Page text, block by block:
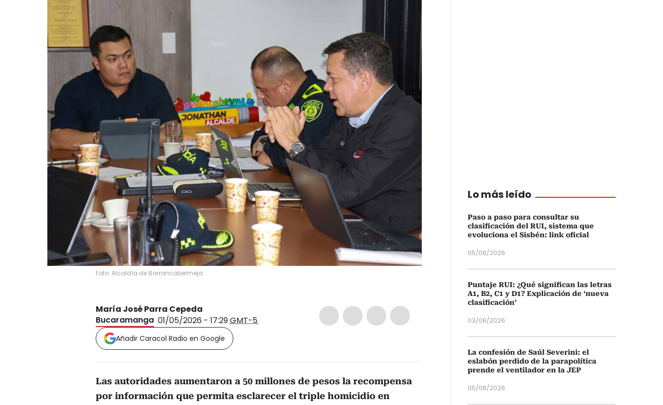
Foto: Alcaldía de Barrancabermeja
María José Parra Cepeda
Bucaramanga 01/05/2026 - 17:29GMT-5
Añadir Caracol Radio en Google
Las autoridades aumentaron a 50 millones de pesos la recompensa
por información que permita esclarecer el triple homicidio en
Lo más leído
Paso a paso para consultar su
clasificación del RUI, sistema que
evoluciona el Sisbén: link oficial
05/08/2026
Puntaje RUI: ¿Qué significan las letras
A1, B2, C1 y D1? Explicación de ‘nueva
clasificación’
03/08/2026
La confesión de Saúl Severini: el
eslabón perdido de la parapolítica
prende el ventilador en la JEP
05/08/2026